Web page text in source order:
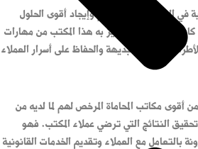
في الترافع أمام المحاكم وإيجاد أقوى الحلول
الأطراف. لما يتميز به هذا المكتب من مهارات
وسرعة البديهة والحفاظ على أسرار العملاء
أقوى مكاتب المحاماة المرخص لهم لما لديه من
النتائج التي ترضي عملاء المكتب. فهو
بالتعامل مع العملاء وتقديم الخدمات القانونية